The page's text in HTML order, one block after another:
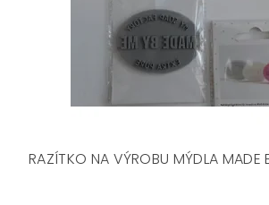
RAZÍTKO NA VÝROBU MÝDLA MADE